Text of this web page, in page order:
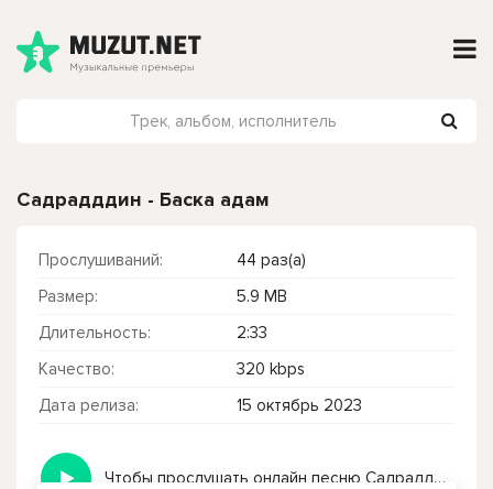
Садрадддин - Баска адам
Прослушиваний:
44 раз(а)
Размер:
5.9 MB
Длительность:
2:33
Качество:
320 kbps
Дата релиза:
15 октябрь 2023
Чтобы прослушать онлайн песню Садрадддин - Баска адам нажмите на кнопку плей с светом зелений